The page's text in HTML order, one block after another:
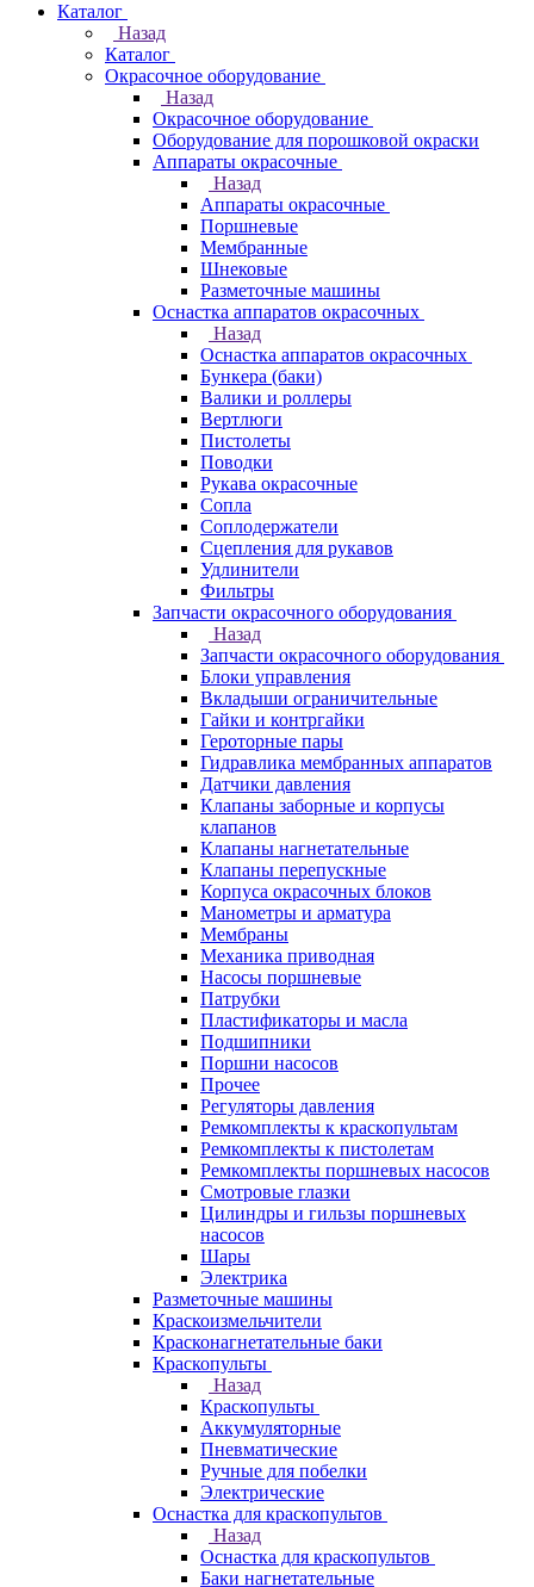
Каталог
Назад
Каталог
Окрасочное оборудование
Назад
Окрасочное оборудование
Оборудование для порошковой окраски
Аппараты окрасочные
Назад
Аппараты окрасочные
Поршневые
Мембранные
Шнековые
Разметочные машины
Оснастка аппаратов окрасочных
Назад
Оснастка аппаратов окрасочных
Бункера (баки)
Валики и роллеры
Вертлюги
Пистолеты
Поводки
Рукава окрасочные
Сопла
Соплодержатели
Сцепления для рукавов
Удлинители
Фильтры
Запчасти окрасочного оборудования
Назад
Запчасти окрасочного оборудования
Блоки управления
Вкладыши ограничительные
Гайки и контргайки
Героторные пары
Гидравлика мембранных аппаратов
Датчики давления
Клапаны заборные и корпусы
клапанов
Клапаны нагнетательные
Клапаны перепускные
Корпуса окрасочных блоков
Манометры и арматура
Мембраны
Механика приводная
Насосы поршневые
Патрубки
Пластификаторы и масла
Подшипники
Поршни насосов
Прочее
Регуляторы давления
Ремкомплекты к краскопультам
Ремкомплекты к пистолетам
Ремкомплекты поршневых насосов
Смотровые глазки
Цилиндры и гильзы поршневых
насосов
Шары
Электрика
Разметочные машины
Краскоизмельчители
Красконагнетательные баки
Краскопульты
Назад
Краскопульты
Аккумуляторные
Пневматические
Ручные для побелки
Электрические
Оснастка для краскопультов
Назад
Оснастка для краскопультов
Баки нагнетательные